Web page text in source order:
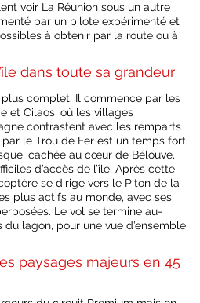
voir La Réunion sous un autre
par un pilote expérimenté et
à obtenir par la route ou à
dans toute sa grandeur
complet. Il commence par les
et Cilaos, où les villages
contrastent avec les remparts
le Trou de Fer est un temps fort
cachée au cœur de Bélouve,
d’accès de l’île. Après cette
se dirige vers le Piton de la
plus actifs au monde, avec ses
Le vol se termine au-
lagon, pour une vue d’ensemble
paysages majeurs en 45